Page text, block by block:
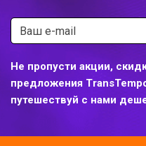
Не пропусти акции,
предложения
путешествуй с нами